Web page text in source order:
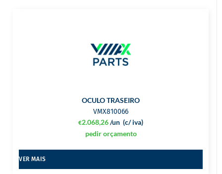
OCULO TRASEIRO
VMX810066
€2.068,26 (c/ iva)
/un
pedir orçamento
VER MAIS